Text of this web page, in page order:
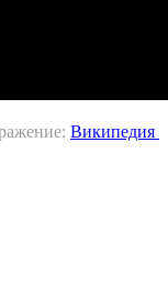
Википедия